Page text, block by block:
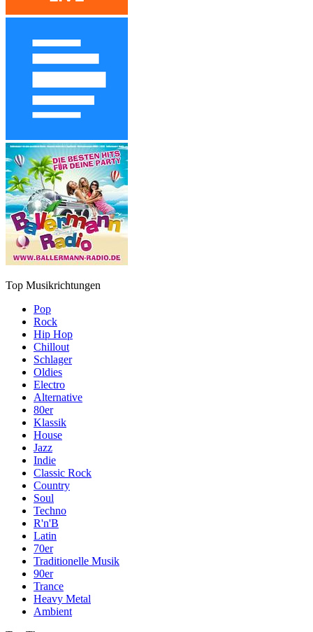
Top Musikrichtungen
Pop
Rock
Hip Hop
Chillout
Schlager
Oldies
Electro
Alternative
80er
Klassik
House
Jazz
Indie
Classic Rock
Country
Soul
Techno
R'n'B
Latin
70er
Traditionelle Musik
90er
Trance
Heavy Metal
Ambient